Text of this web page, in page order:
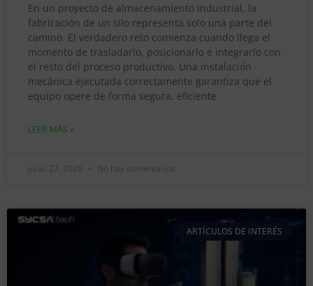
En un proyecto de almacenamiento industrial, la
fabricación de un silo representa solo una parte del
camino. El verdadero reto comienza cuando llega el
momento de trasladarlo, posicionarlo e integrarlo con
el resto del proceso productivo. Una instalación
mecánica ejecutada correctamente garantiza que el
equipo opere de forma segura, eficiente
LEER MÁS »
junio 27, 2026 No hay comentarios
ARTÍCULOS DE INTERÉS